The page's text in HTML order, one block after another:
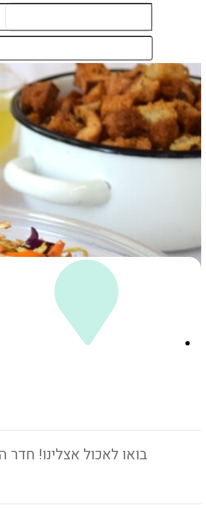
Search
בואו לאכול אצלינו! חדר